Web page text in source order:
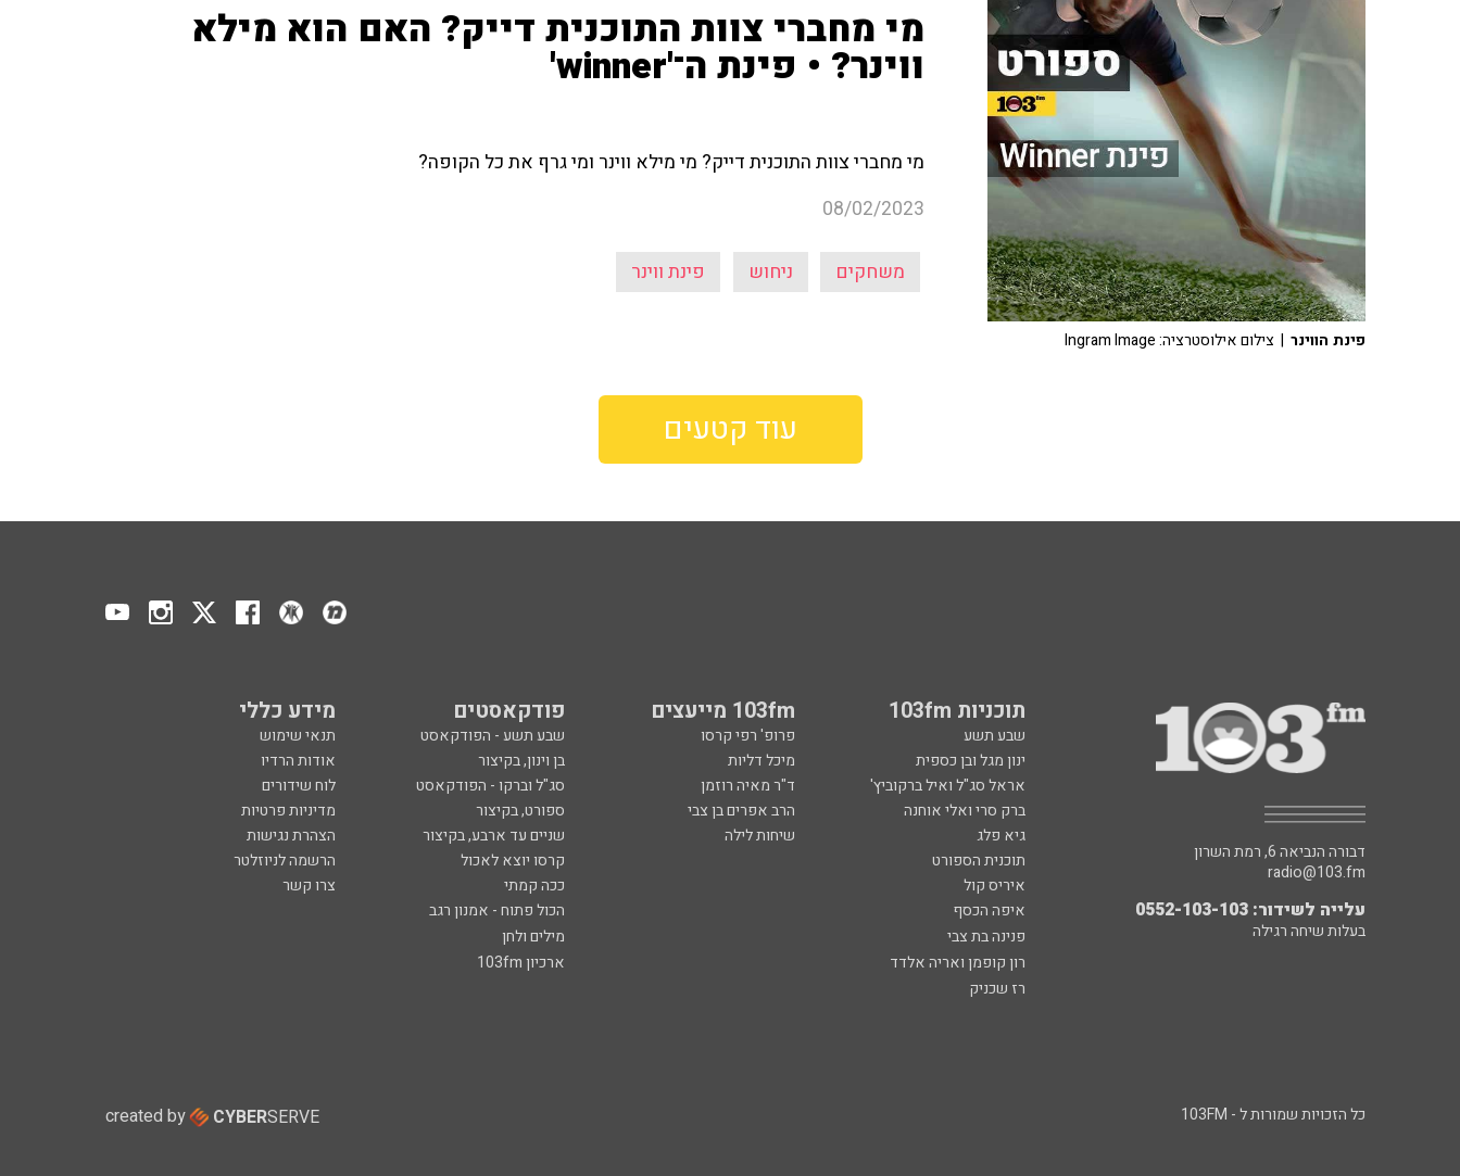
מי מחברי צוות התוכנית דייק? האם הוא מילא
ווינר? • פינת ה־'winner'
מי מחברי צוות התוכנית דייק? מי מילא ווינר ומי גרף את כל הקופה?
08/02/2023
משחקים ניחוש פינת ווינר
פינת הווינר | צילום אילוסטרציה: Ingram Image
עוד קטעים
תוכניות 103fm 103fm מייעצים פודקאסטים מידע כללי
שבע תשע פרופ' רפי קרסו שבע תשע - הפודקאסט
תנאי שימוש
ינון מגל ובן כספית
מיכל דליות בן וינון, בקיצור
אודות הרדיו
אראל סג"ל ואיל ברקוביץ'
ד"ר מאיה רוזמן סג"ל וברקו - הפודקאסט
לוח שידורים
ברק סרי ואלי אוחנה
הרב אפרים בן צבי ספורט, בקיצור
מדיניות פרטיות
גיא פלג
שיחות לילה שניים עד ארבע, בקיצור
הצהרת נגישות
תוכנית הספורט
קרסו יוצא לאכול
הרשמה לניוזלטר
איריס קול
ככה קמתי
צרו קשר
איפה הכסף
הכול פתוח - אמנון רגב
פנינה בת צבי
מילים ולחן
רון קופמן ואריה אלדד
ארכיון 103fm
רז שכניק
דבורה הנביאה 6, רמת השרון
radio@103.fm
עלייה לשידור: 0552-103-103
בעלות שיחה רגילה
כל הזכויות שמורות ל - 103FM created by CYBERSERVE